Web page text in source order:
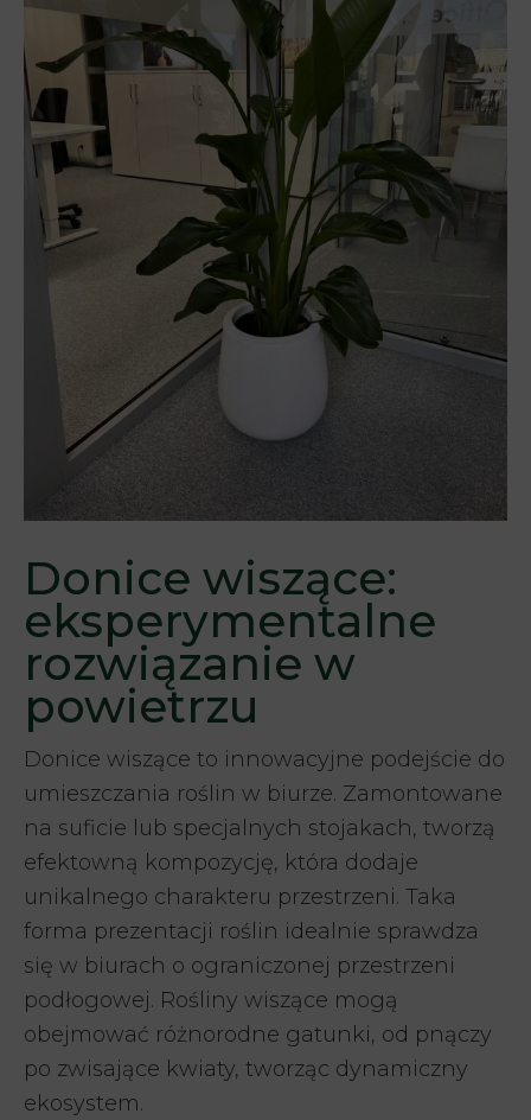
Donice wiszące:
eksperymentalne
rozwiązanie w
powietrzu
Donice wiszące to innowacyjne podejście do
umieszczania roślin w biurze. Zamontowane
na suficie lub specjalnych stojakach, tworzą
efektowną kompozycję, która dodaje
unikalnego charakteru przestrzeni. Taka
forma prezentacji roślin idealnie sprawdza
się w biurach o ograniczonej przestrzeni
podłogowej. Rośliny wiszące mogą
obejmować różnorodne gatunki, od pnączy
po zwisające kwiaty, tworząc dynamiczny
ekosystem.